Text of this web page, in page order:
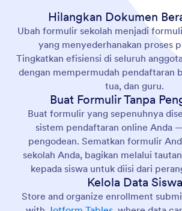
Hilangkan Dokumen
Ubah formulir sekolah menjadi
yang menyederhanakan proses
Tingkatkan efisiensi di seluruh
dengan mempermudah pendaftaran
tua, dan guru.
Buat Formulir Tanpa
Buat formulir yang sepenuhnya
sistem pendaftaran online Anda
pengodean. Sematkan formulir
sekolah Anda, bagikan melalui
kepada siswa untuk diisi dari
Kelola Data Siswa
Store and organize enrollment